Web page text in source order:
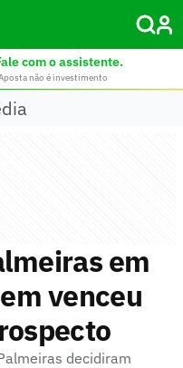
com o assistente.
não é investimento
em
venceu
decidiram